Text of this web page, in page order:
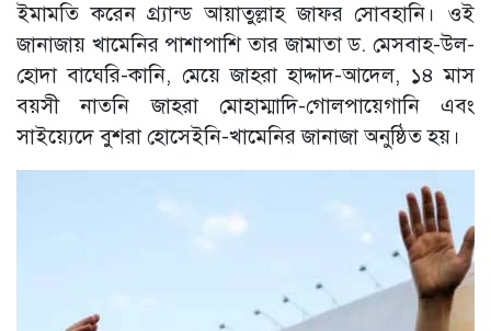
ইমামতি করেন গ্র্যান্ড আয়াতুল্লাহ জাফর সোবহানি। ওই
জানাজায় খামেনির পাশাপাশি তার জামাতা ড. মেসবাহ-উল-
হোদা বাঘেরি-কানি, মেয়ে জাহরা হাদ্দাদ-আদেল, ১৪ মাস
বয়সী নাতনি জাহরা মোহাম্মাদি-গোলপায়েগানি এবং
সাইয়্যেদে বুশরা হোসেইনি-খামেনির জানাজা অনুষ্ঠিত হয়।